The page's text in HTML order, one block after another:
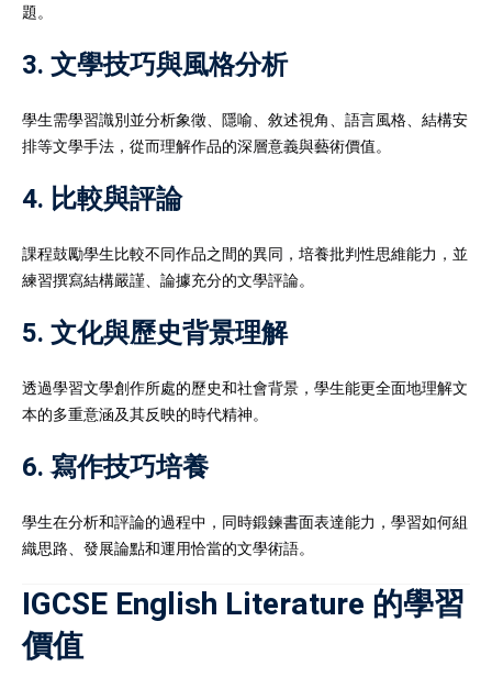
題。
3. 文學技巧與風格分析
學生需學習識別並分析象徵、隱喻、敘述視角、語言風格、結構安
排等文學手法，從而理解作品的深層意義與藝術價值。
4. 比較與評論
課程鼓勵學生比較不同作品之間的異同，培養批判性思維能力，並
練習撰寫結構嚴謹、論據充分的文學評論。
5. 文化與歷史背景理解
透過學習文學創作所處的歷史和社會背景，學生能更全面地理解文
本的多重意涵及其反映的時代精神。
6. 寫作技巧培養
學生在分析和評論的過程中，同時鍛鍊書面表達能力，學習如何組
織思路、發展論點和運用恰當的文學術語。
IGCSE English Literature 的學習
價值